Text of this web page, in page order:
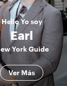
HelloYo soy
Earl
York Guide
Ver Más